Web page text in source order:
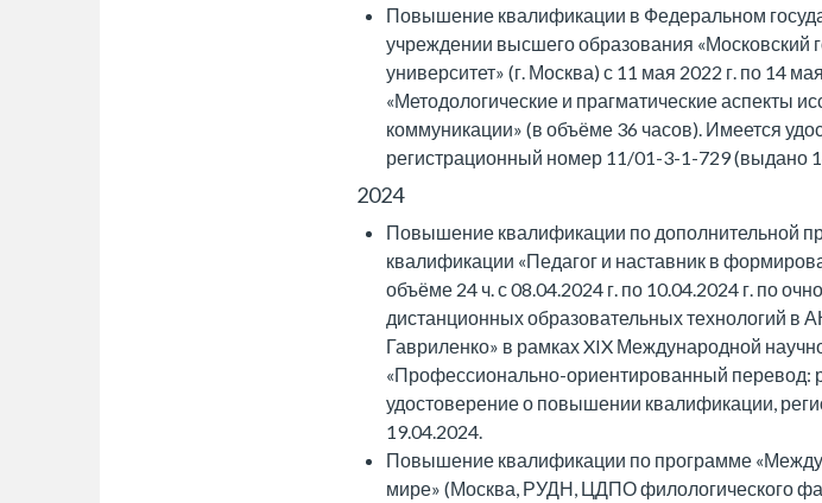
Повышение квалификации в Федеральном
учреждении высшего образования «Московский
университет» (г. Москва) с 11 мая 2022 г. по 14
«Методологические и прагматические аспекты
коммуникации» (в объёме 36 часов). Имеется
регистрационный номер 11/01-3-1-729 (выдано
2024
Повышение квалификации по дополнительной
квалификации «Педагог и наставник в
объёме 24 ч. с 08.04.2024 г. по 10.04.2024 г. по
дистанционных образовательных технологий
Гавриленко» в рамках XIX Международной
«Профессионально-ориентированный перевод:
удостоверение о повышении квалификации,
19.04.2024.
Повышение квалификации по программе
мире» (Москва, РУДН, ЦДПО филологического